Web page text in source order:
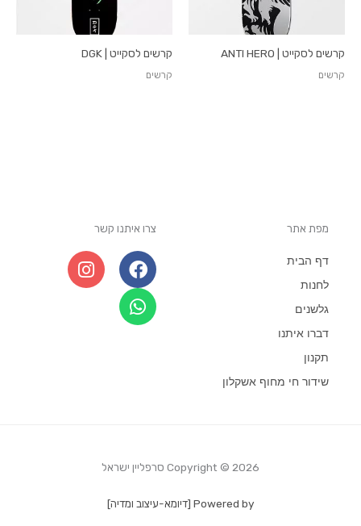
קרשים לסקייט | ANTI HERO
קרשים
קרשים לסקייט | DGK
קרשים
מפת אתר
דף הבית
לחנות
גלשנים
דברו איתנו
תקנון
שידור חי מחוף אשקלון
צרו איתנו קשר
F
a
c
e
I
n
W
h
a
t
Copyright © 2026 סרפליין ישראל
Powered by [דיומא-עיצוב ומדיה]